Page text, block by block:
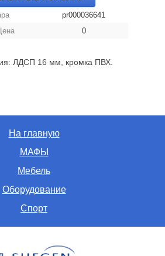
pr000036641
0
ЛДСП 16 мм, кромка ПВХ.
На главную
МАФЫ
Мебель
Оборудование
Спорт